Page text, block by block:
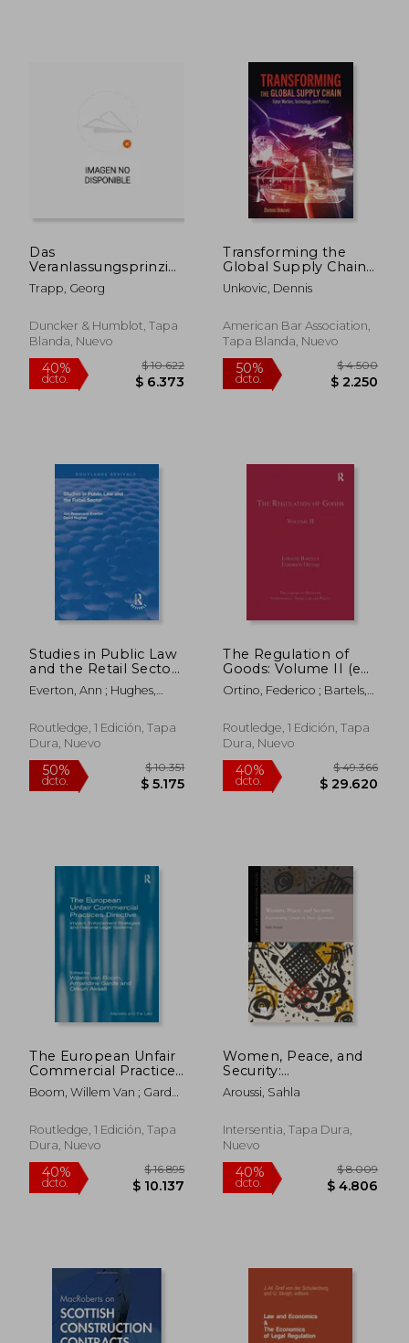
40%
dcto.
Das
Veranlassungsprinzip
in Der
Finanzverfassung Der
Deutschland (en
Alemán)
Trapp, Georg
Duncker & Humblot, Tapa
Blanda, Nuevo
40% $ 10.622
Transforming the
Global Supply Chain:
Cyber Warfare,
Technology, and
Unkovic, Dennis
American Bar Association,
Tapa Blanda, Nuevo
50%
Studies in Public Law
and the Retail Sector
(en Inglés)
Everton, Ann ; Hughes,
Routledge, 1 Edición, Tapa
Dura, Nuevo
50% $ 10.351
$ 5.175
The Regulation of
Goods: Volume II (en
Inglés)
Ortino, Federico ; Bartels,
Routledge, 1 Edición, Tapa
Dura, Nuevo
40%
dcto.
The European Unfair
Commercial Practices
Directive: Impact,
Enforcement
National Legal
Systems (en Inglés)
Boom, Willem Van ; Garde,
Routledge, 1 Edición, Tapa
Dura, Nuevo
Women, Peace, and
Security:
Repositioning gender
in peace agreements
Aroussi, Sahla
Intersentia, Tapa Dura,
Nuevo